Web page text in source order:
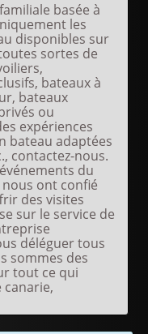
basée à
les
disponibles sur
sortes de
bateaux à
bateaux
ou
expériences
bateau adaptées
contactez-nous.
du
ont confié
des visites
sur le service de
déléguer tous
sommes des
tout ce qui
canarie,